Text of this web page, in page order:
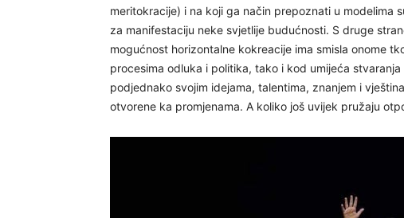
meritokracije) i na koji ga način prepoznati u modelima
za manifestaciju neke svjetlije budućnosti. S druge
mogućnost horizontalne kokreacije ima smisla onome
procesima odluka i politika, tako i kod umijeća
podjednako svojim idejama, talentima, znanjem i
otvorene ka promjenama. A koliko još uvijek pružaju